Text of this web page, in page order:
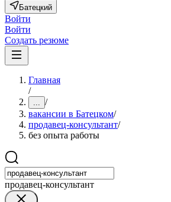
Батецкий
Войти
Войти
Создать резюме
Главная
/
... /
вакансии в Батецком/
продавец-консультант/
без опыта работы
продавец-консультант